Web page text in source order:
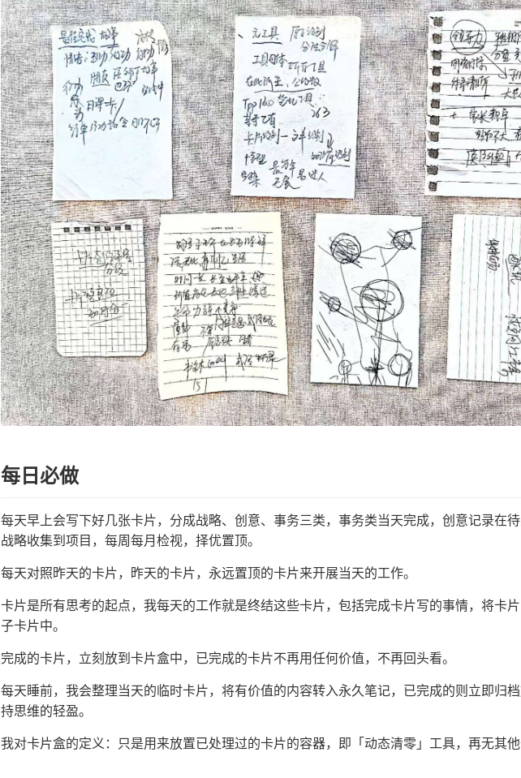
每日必做
每天早上会写下好几张卡片，分成战略、创意、事务三类，事务类当天完成，创意记录在待
战略收集到项目，每周每月检视，择优置顶。
每天对照昨天的卡片，昨天的卡片，永远置顶的卡片来开展当天的工作。
卡片是所有思考的起点，我每天的工作就是终结这些卡片，包括完成卡片写的事情，将卡
子卡片中。
完成的卡片，立刻放到卡片盒中，已完成的卡片不再用任何价值，不再回头看。
每天睡前，我会整理当天的临时卡片，将有价值的内容转入永久笔记，已完成的则立即归
持思维的轻盈。
我对卡片盒的定义：只是用来放置已处理过的卡片的容器，即「动态清零」工具，再无其他